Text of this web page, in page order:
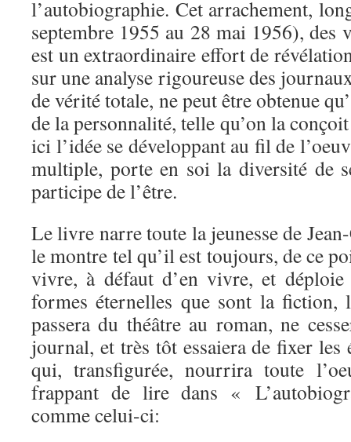
l’autobiographie. Cet arrachement,
septembre 1955 au 28 mai 1956), des
est un extraordinaire effort de
sur une analyse rigoureuse des
de vérité totale, ne peut être obtenue
de la personnalité, telle qu’on la
ici l’idée se développant au fil de
multiple, porte en soi la diversité de
participe de l’être.
Le livre narre toute la jeunesse de
le montre tel qu’il est toujours, de ce
vivre, à défaut d’en vivre, et
formes éternelles que sont la fiction,
passera du théâtre au roman, ne
journal, et très tôt essaiera de fixer les
qui, transfigurée, nourrira toute
frappant de lire dans «
comme celui-ci: